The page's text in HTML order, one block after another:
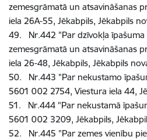
zemesgrāmatā un atsavināšanas
iela 26A-55, Jēkabpils, Jēkabpils
49. Nr.442 "Par dzīvokļa īpašuma
zemesgrāmatā un atsavināšanas
iela 26-48, Jēkabpils, Jēkabpils
50. Nr.443 "Par nekustamo
5601 002 2754, Viestura iela 44,
51. Nr.444 "Par nekustamā
5601 002 3209, Jēkabpils,
52. Nr.445 "Par zemes vienību